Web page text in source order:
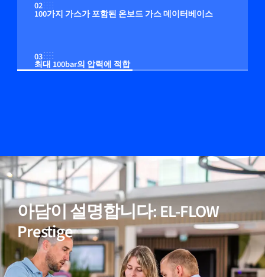
02
100가지 가스가 포함된 온보드 가스 데이터베이스
03
최대 100bar의 압력에 적합
05
비활성(반응성) 가스에 적합
06
정확한 온도 보정
아담이 설명합니다: EL-FLOW
Prestige